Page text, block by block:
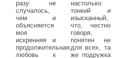
разу не
случалось,
чем и
объясняется
моя
искренняя и
продолжительная
любовь к
настолько
тонкий и
изысканный,
что, честно
говоря,
понятен не
для всех, та
же подружка